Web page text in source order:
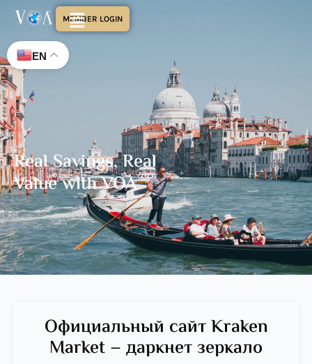
MEMBER LOGIN
EN
Real Savings, Real
Value with VOA
Официальный сайт Kraken
Market – даркнет зеркало